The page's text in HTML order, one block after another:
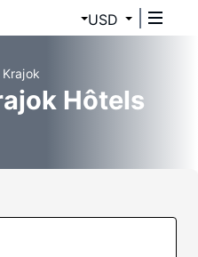
USD
Hôtels